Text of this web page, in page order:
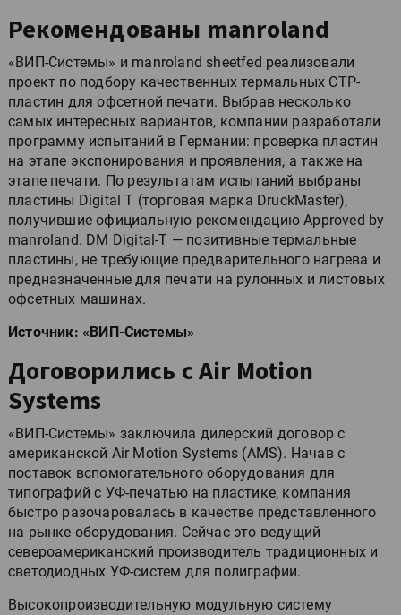
Рекомендованы manroland
«ВИП-Системы» и manroland sheetfed реализовали
проект по подбору качественных термальных CTP-
пластин для офсетной печати. Выбрав несколько
самых интересных вариантов, компании разработали
программу испытаний в Германии: проверка пластин
на этапе экспонирования и проявления, а также на
этапе печати. По результатам испытаний выбраны
пластины Digital T (торговая марка DruckMaster),
получившие официальную рекомендацию Approved by
manroland. DM Digital-T — позитивные термальные
пластины, не требующие предварительного нагрева и
предназначенные для печати на рулонных и листовых
офсетных машинах.
Источник: «ВИП-Системы»
Договорились с Air Motion
Systems
«ВИП-Системы» заключила дилерский договор с
американской Air Motion Systems (AMS). Начав с
поставок вспомогательного оборудования для
типографий с УФ-печатью на пластике, компания
быстро разочаровалась в качестве представленного
на рынке оборудования. Сейчас это ведущий
североамериканский производитель традиционных и
светодиодных УФ-систем для полиграфии.
Высокопроизводительную модульную систему